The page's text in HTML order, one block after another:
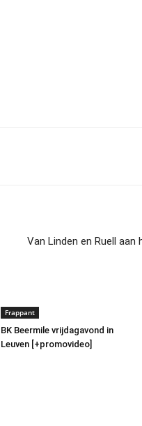
Van Linden en Ruell
Frappant
BK Beermile vrijdagavond in
Leuven [+promovideo]